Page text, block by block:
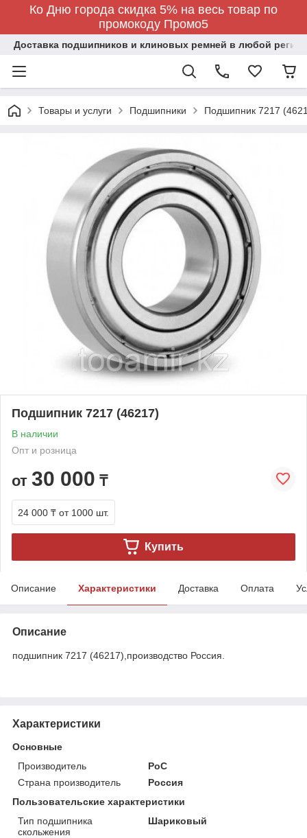
Ко Дню города скидка 5% на весь товар по
промокоду Промо5
Доставка подшипников и клиновых ремней в любой регион
Товары и услуги Подшипники Подшипник 7217
Подшипник 7217 (46217)
В наличии
Опт и розница
от 30 000 ₸
24 000 ₸ от 1000 шт.
Купить
Описание Характеристики Доставка Оплата
Описание
подшипник 7217 (46217),производство Россия.
Характеристики
Основные
Производитель
РоС
Страна производитель
Россия
Пользовательские характеристики
Тип подшипника
скольжения
Шариковый